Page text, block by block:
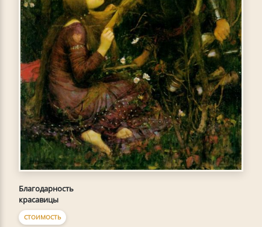
Благодарность
красавицы
СТОИМОСТЬ